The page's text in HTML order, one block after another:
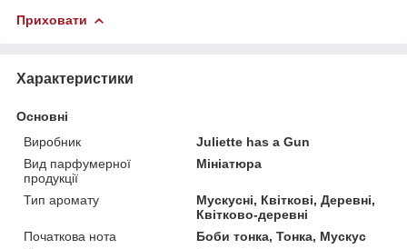
Приховати
Характеристики
Основні
Виробник
Juliette has a Gun
Вид парфумерної
продукції
Мініатюра
Тип аромату
Мускусні, Квіткові, Деревні,
Квітково-деревні
Початкова нота
Боби тонка, Тонка, Мускус